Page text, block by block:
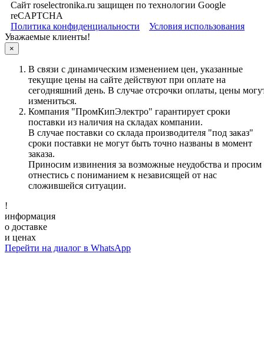
Сайт roselectronika.ru защищен по технологии Google
reCAPTCHA
Политика конфиденциальности
Условия использования
Уважаемые клиенты!
×
В связи с динамическим изменением цен, указанные
текущие цены на сайте действуют при оплате на
сегодняшний день. В случае отсрочки оплаты, цены
измениться.
Компания "ПромКипЭлектро" гарантирует сроки
поставки из наличия на складах компании.
В случае поставки со склада производителя "под заказ"
сроки поставки не могут быть точно названы в момент
заказа.
Приносим извинения за возможные неудобства и просим
отнестись с пониманием к независящей от нас
сложившейся ситуации.
!
информация
о доставке
и ценах
Перейти на диалог в WhatsApp